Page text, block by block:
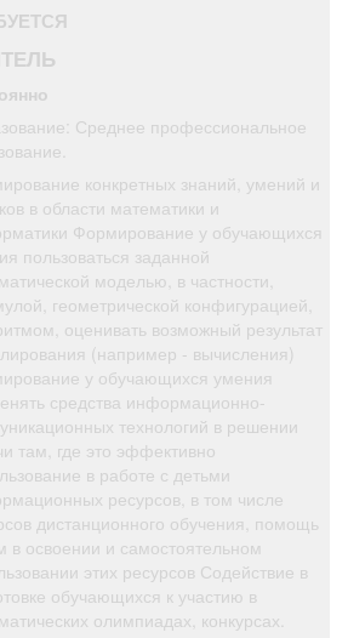
Обучение
Поздравления
Я - пенсионер
Среднее профессиональное
конкретных знаний, умений и
в области математики и
Формирование у обучающихся
пользоваться заданной
моделью, в частности,
геометрической конфигурацией,
оценивать возможный результат
(например - вычисления)
у обучающихся умения
средства информационно-
технологий в решении
там, где это эффективно
в работе с детьми
ресурсов, в том числе
дистанционного обучения, помощь
в освоении и самостоятельном
этих ресурсов Содействие в
обучающихся к участию в
олимпиадах, конкурсах.